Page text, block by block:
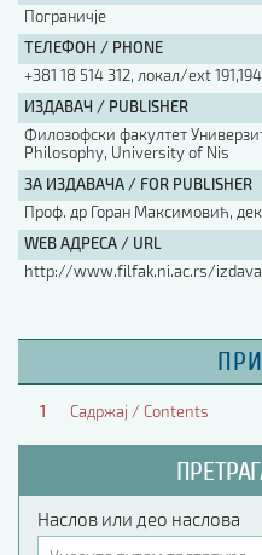
Пограничје
ТЕЛЕФОН / PHONE
+381 18 514 312, локал/ext 191,194
ИЗДАВАЧ / PUBLISHER
Филозофски факултет
Philosophy, University of Nis
ЗА ИЗДАВАЧА / FOR PUBLISHER
Проф. др Горан Максимовић,
WEB АДРЕСА / URL
http://www.filfak.ni.ac.rs/
1 Садржај / Contents
Наслов или део наслова